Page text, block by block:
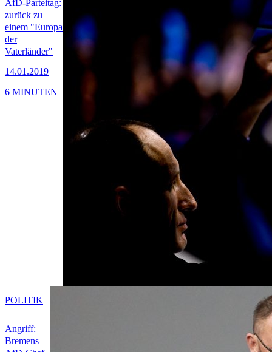
AfD-Parteitag:
zurück zu
einem "Europa
der
Vaterländer"
14.01.2019
6 MINUTEN
Angriff:
Bremens
POLITIK